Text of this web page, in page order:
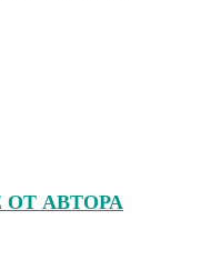
АВТОРА